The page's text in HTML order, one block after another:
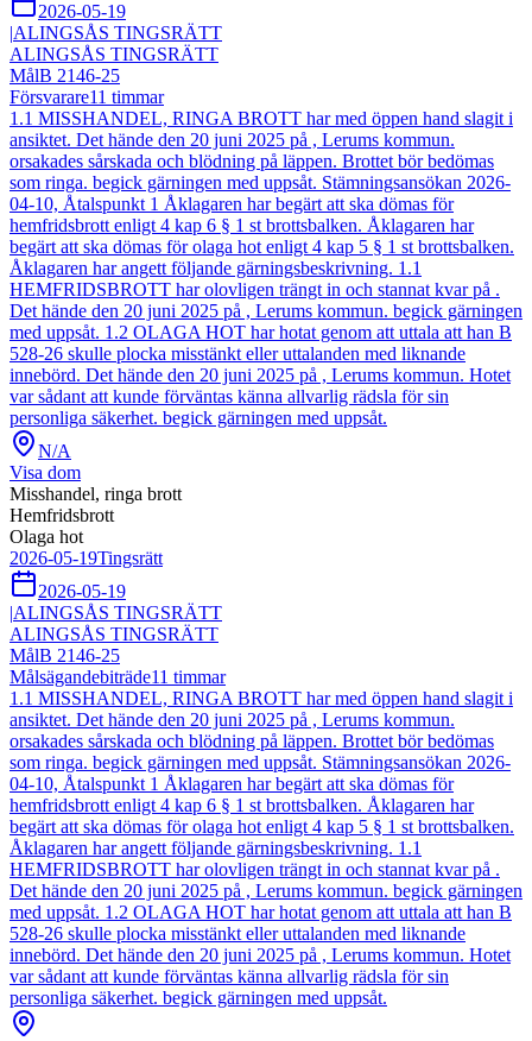
2026-05-19
|ALINGSÅS TINGSRÄTT
ALINGSÅS TINGSRÄTT
MålB 2146-25
Försvarare11 timmar
1.1 MISSHANDEL, RINGA BROTT har med öppen hand slagit i
ansiktet. Det hände den 20 juni 2025 på , Lerums kommun.
orsakades sårskada och blödning på läppen. Brottet bör bedömas
som ringa. begick gärningen med uppsåt. Stämningsansökan 2026-
04-10, Åtalspunkt 1 Åklagaren har begärt att ska dömas för
hemfridsbrott enligt 4 kap 6 § 1 st brottsbalken. Åklagaren har
begärt att ska dömas för olaga hot enligt 4 kap 5 § 1 st brottsbalken.
Åklagaren har angett följande gärningsbeskrivning. 1.1
HEMFRIDSBROTT har olovligen trängt in och stannat kvar på .
Det hände den 20 juni 2025 på , Lerums kommun. begick gärningen
med uppsåt. 1.2 OLAGA HOT har hotat genom att uttala att han B
528-26 skulle plocka misstänkt eller uttalanden med liknande
innebörd. Det hände den 20 juni 2025 på , Lerums kommun. Hotet
var sådant att kunde förväntas känna allvarlig rädsla för sin
personliga säkerhet. begick gärningen med uppsåt.
N/A
Visa dom
Misshandel, ringa brott
Hemfridsbrott
Olaga hot
2026-05-19Tingsrätt
2026-05-19
|ALINGSÅS TINGSRÄTT
ALINGSÅS TINGSRÄTT
MålB 2146-25
Målsägandebiträde11 timmar
1.1 MISSHANDEL, RINGA BROTT har med öppen hand slagit i
ansiktet. Det hände den 20 juni 2025 på , Lerums kommun.
orsakades sårskada och blödning på läppen. Brottet bör bedömas
som ringa. begick gärningen med uppsåt. Stämningsansökan 2026-
04-10, Åtalspunkt 1 Åklagaren har begärt att ska dömas för
hemfridsbrott enligt 4 kap 6 § 1 st brottsbalken. Åklagaren har
begärt att ska dömas för olaga hot enligt 4 kap 5 § 1 st brottsbalken.
Åklagaren har angett följande gärningsbeskrivning. 1.1
HEMFRIDSBROTT har olovligen trängt in och stannat kvar på .
Det hände den 20 juni 2025 på , Lerums kommun. begick gärningen
med uppsåt. 1.2 OLAGA HOT har hotat genom att uttala att han B
528-26 skulle plocka misstänkt eller uttalanden med liknande
innebörd. Det hände den 20 juni 2025 på , Lerums kommun. Hotet
var sådant att kunde förväntas känna allvarlig rädsla för sin
personliga säkerhet. begick gärningen med uppsåt.